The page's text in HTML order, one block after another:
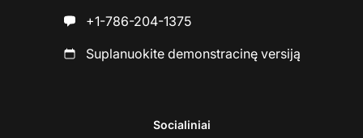
+1-786-204-1375
Suplanuokite demonstracinę versiją
Socialiniai